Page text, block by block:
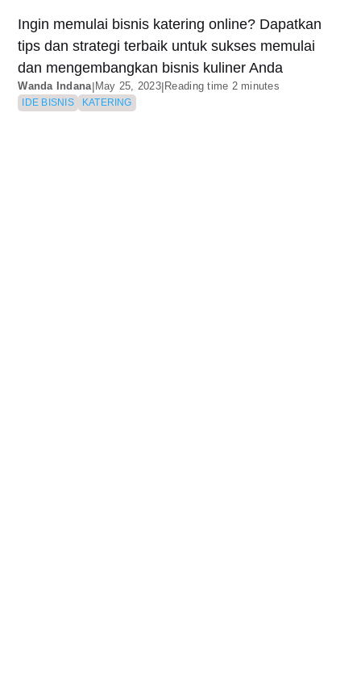
Ingin memulai bisnis katering online? Dapatkan
tips dan strategi terbaik untuk sukses memulai
dan mengembangkan bisnis kuliner Anda
Wanda Indana|May 25, 2023|Reading time 2 minutes
IDE BISNIS KATERING